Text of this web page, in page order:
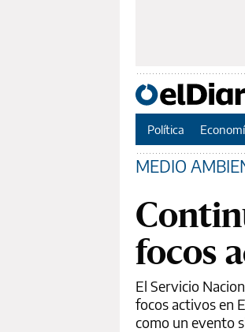
Política
MEDIO
focos
El Servicio
focos activos en
como un evento